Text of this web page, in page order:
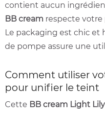
contient aucun
BB cream respecte
Le packaging est chic et
de pompe assure une
Comment utiliser
pour unifier le teint
Cette BB cream Light